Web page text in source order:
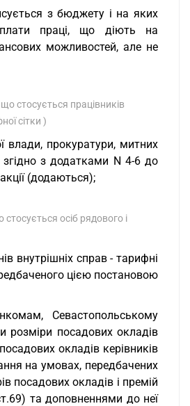
з бюджету і на яких
праці, що діють на
можливостей, але не
стосується працівників
сітки )
влади, прокуратури, митних
згідно з додатками N 4-6 до
(додаються);
стосується осіб рядового і
внутрішніх справ - тарифні
цією постановою
Севастопольському
розміри посадових окладів
окладів керівників
на умовах, передбачених
посадових окладів і премій
та доповненнями до неї